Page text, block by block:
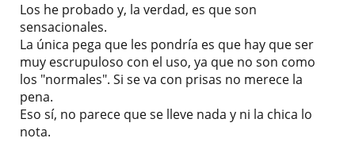
Los he probado y, la verdad, es que son
sensacionales.
La única pega que les pondría es que hay que ser
muy escrupuloso con el uso, ya que no son como
los "normales". Si se va con prisas no merece la
pena.
Eso sí, no parece que se lleve nada y ni la chica lo
nota.